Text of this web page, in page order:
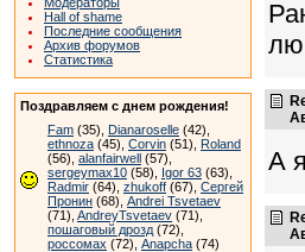
Hall of shame
Последние сообщения
Архив форумов
Статистика
Поздравляем с днем рождения!
Fam (35), Dianaroselle (42),
ethnoza (45), Corvin (51), Roland
(56), alanfairwell (57),
sergeymax10 (58), Igor 63 (63),
Radmir (64), zhukoff (67), Сергей
Пронин (68), Andrei Tsvetaev
(71), AndreyTsvetaev (71),
пошаговый дрозд (72),
россомах (72), Anapcha (74)
А